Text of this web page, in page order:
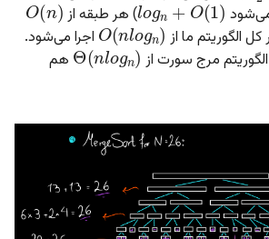
) هر طبقه از
الگوریتم ما از
O(nlogn)
اجرا می‌شود.
مرج سورت از
Θ(nlogn)
هم